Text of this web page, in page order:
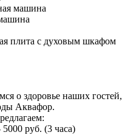
машина
плита с духовым шкафом
о здоровье наших
Аквафор.
руб. (3 часа)